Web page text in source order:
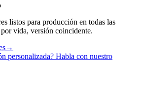
listos para producción en todas las
vida, versión coincidente.
→
personalizada? Habla con nuestro